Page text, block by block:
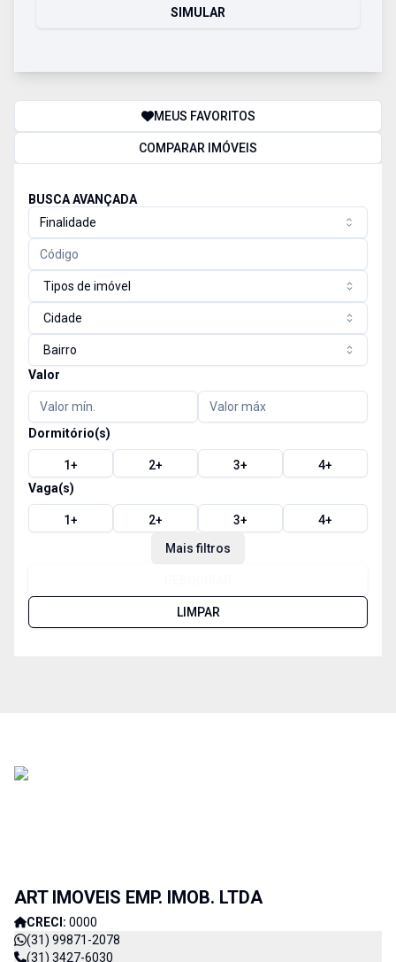
SIMULAR
MEUS FAVORITOS
COMPARAR IMÓVEIS
BUSCA AVANÇADA
Finalidade
Tipos de imóvel
Cidade
Bairro
Valor
Dormitório(s)
1+ 2+ 3+ 4+
Vaga(s)
1+ 2+ 3+ 4+
Mais filtros
LIMPAR
ART IMOVEIS EMP. IMOB. LTDA
CRECI: 0000
(31) 99871-2078
(31) 3427-6030